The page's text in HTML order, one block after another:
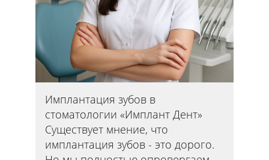
Имплантация зубов в
стоматологии «Имплант Дент»
Существует мнение, что
имплантация зубов - это дорого.